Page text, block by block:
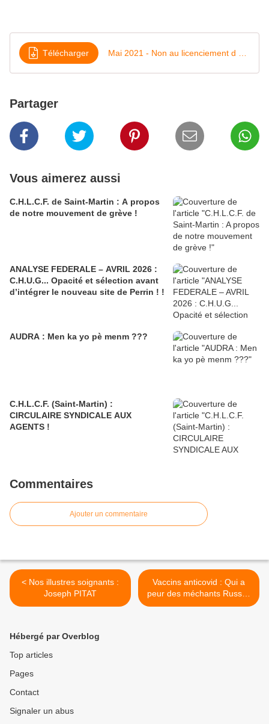
Télécharger
Partager
Vous aimerez aussi
C.H.L.C.F. de Saint-Martin : A propos
de notre mouvement de grève !
ANALYSE FEDERALE – AVRIL 2026 :
C.H.U.G... Opacité et sélection avant
d’intégrer le nouveau site de Perrin ! !
AUDRA : Men ka yo pè menm ???
C.H.L.C.F. (Saint-Martin) :
CIRCULAIRE SYNDICALE AUX
AGENTS !
Commentaires
Ajouter un commentaire
< Nos illustres soignants :
Joseph PITAT
Vaccins anticovid : Qui a
peur des méchants Russes
? >
Hébergé par Overblog
Top articles
Pages
Contact
Signaler un abus